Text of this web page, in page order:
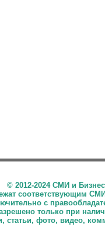
© 2012-2024 СМИ и Бизнес
соответствующим
с
только при
статьи, фото, видео,